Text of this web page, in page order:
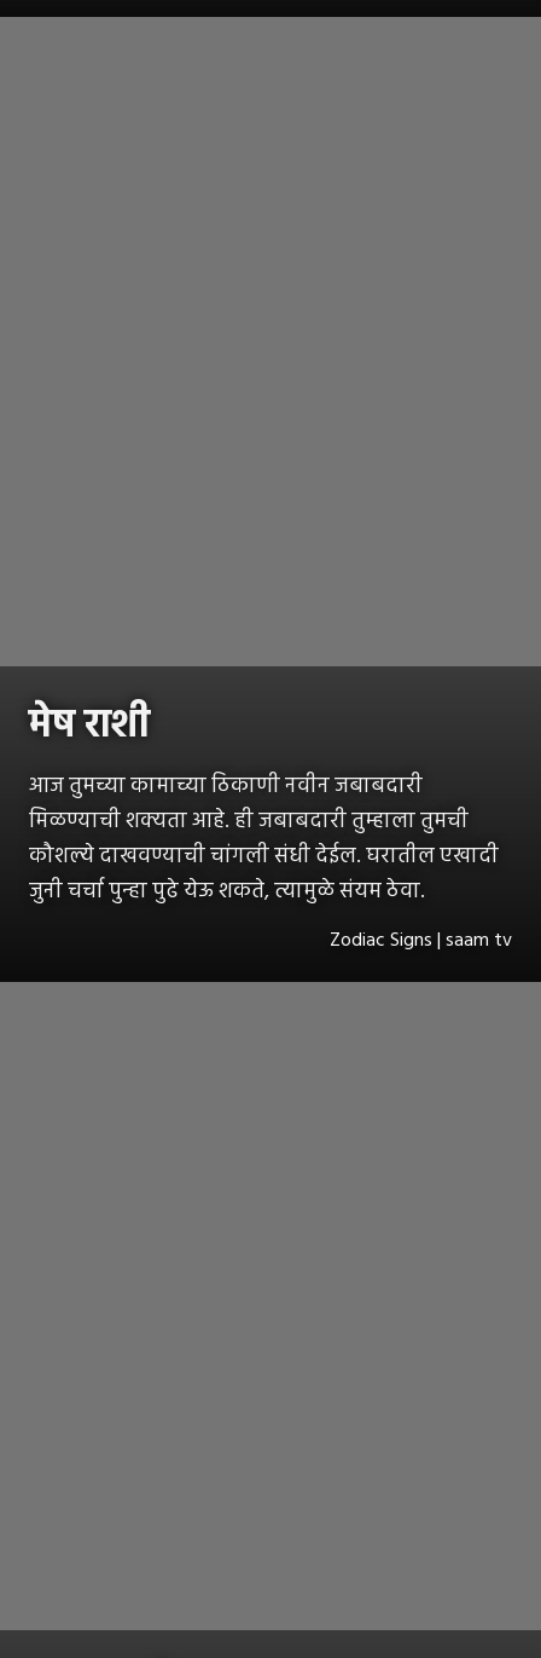
मेष राशी
आज तुमच्या कामाच्या ठिकाणी नवीन जबाबदारी
मिळण्याची शक्यता आहे. ही जबाबदारी तुम्हाला तुमची
कौशल्ये दाखवण्याची चांगली संधी देईल. घरातील एखादी
जुनी चर्चा पुन्हा पुढे येऊ शकते, त्यामुळे संयम ठेवा.
Zodiac Signs | saam tv